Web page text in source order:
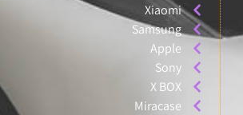
Xiaomi
Samsung
Apple
Sony
X BOX
Miracase